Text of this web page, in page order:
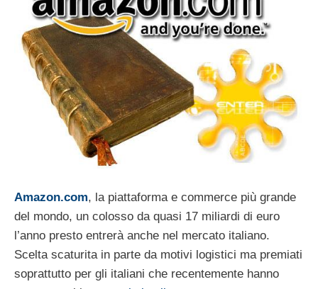
Amazon.com, la piattaforma e commerce più grande
del mondo, un colosso da quasi 17 miliardi di euro
l’anno presto entrerà anche nel mercato italiano.
Scelta scaturita in parte da motivi logistici ma premiati
soprattutto per gli italiani che recentemente hanno